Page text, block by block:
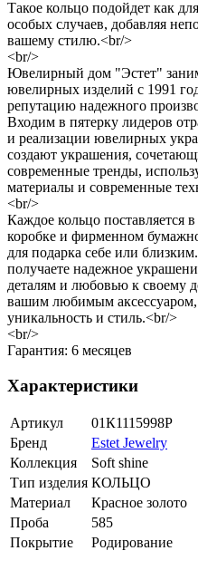
Такое кольцо подойдет как
особых случаев, добавляя
вашему стилю.<br/>
<br/>
Ювелирный дом "Эстет"
ювелирных изделий с 1991
репутацию надежного
Входим в пятерку лидеров
и реализации ювелирных
создают украшения,
современные тренды,
материалы и современные
<br/>
Каждое кольцо поставляется
коробке и фирменном
для подарка себе или
получаете надежное
деталям и любовью к своему
вашим любимым
уникальность и стиль.<br/>
<br/>
Гарантия: 6 месяцев
Характеристики
Артикул
01К1115998Р
Бренд
Estet Jewelry
Коллекция
Soft shine
Тип изделия КОЛЬЦО
Материал
Красное золото
Проба
585
Покрытие
Родирование